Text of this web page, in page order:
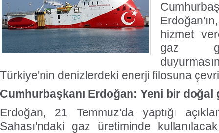
hizmet
gaz
Türkiye'nin denizlerdeki enerji filosuna
Cumhurbaşkanı Erdoğan: Yeni bir doğal
Erdoğan, 21 Temmuz'da yaptığı
Sahası'ndaki gaz üretiminde